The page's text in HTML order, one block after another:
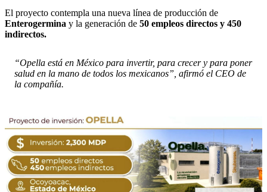
El proyecto contempla una nueva línea de producción de
Enterogermina y la generación de 50 empleos directos y 450
indirectos.
“Opella está en México para invertir, para crecer y para poner
salud en la mano de todos los mexicanos”, afirmó el CEO de
la compañía.